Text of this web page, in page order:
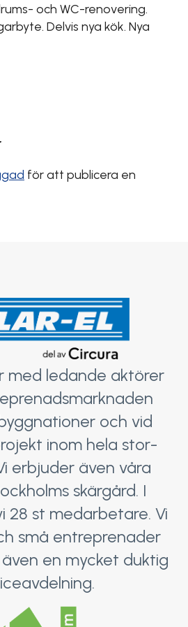
och WC-renovering.
Delvis nya kök. Nya
för att publicera en
med ledande aktörer
och vid
inom hela stor-
erbjuder även våra
skärgård. I
28 st medarbetare. Vi
små entreprenader
en mycket duktig